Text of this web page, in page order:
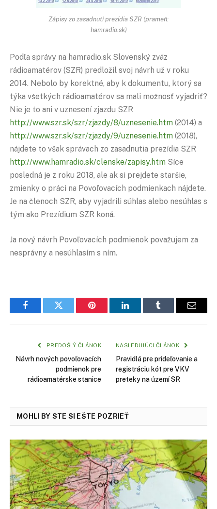
Zápisy zo zasadnutí prezídia SZR (prameň:
hamradio.sk)
Podľa správy na hamradio.sk Slovenský zväz
rádioamatérov (SZR) predložil svoj návrh už v roku
2014. Nebolo by korektné, aby k dokumentu, ktorý sa
týka všetkých rádioamatérov sa mali možnosť vyjadriť?
Nie je to ani v uznesení zjazdu SZR
http://www.szr.sk/szr/zjazdy/8/uznesenie.htm (2014) a
http://www.szr.sk/szr/zjazdy/9/uznesenie.htm (2018),
nájdete to však správach zo zasadnutia prezídia SZR
http://www.hamradio.sk/clenske/zapisy.htm Síce
posledná je z roku 2018, ale ak si prejdete staršie,
zmienky o práci na Povoľovacích podmienkach nájdete.
Je na členoch SZR, aby vyjadrili súhlas alebo nesúhlas s
tým ako Prezídium SZR koná.
Ja nový návrh Povoľovacích podmienok považujem za
nesprávny a nesúhlasím s ním.
FacebookTwitter Pinterest LinkedInTumblr Email
PREDOŠLÝ ČLÁNOK
Návrh nových povoľovacích
podmienok pre
rádioamatérske stanice
NASLEDUJÚCI ČLÁNOK
Pravidlá pre prideľovanie a
registráciu kót pre VKV
preteky na území SR
MOHLI BY STE SI EŠTE POZRIEŤ